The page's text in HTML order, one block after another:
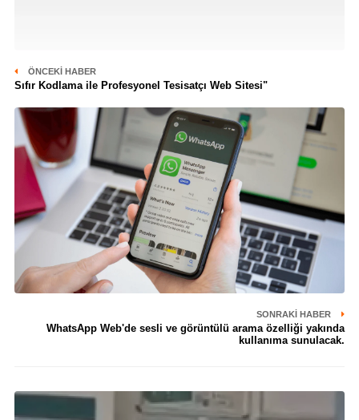
ÖNCEKI HABER
Sıfır Kodlama ile Profesyonel Tesisatçı Web Sitesi"
SONRAKI HABER
WhatsApp Web'de sesli ve görüntülü arama özelliği yakında
kullanıma sunulacak.